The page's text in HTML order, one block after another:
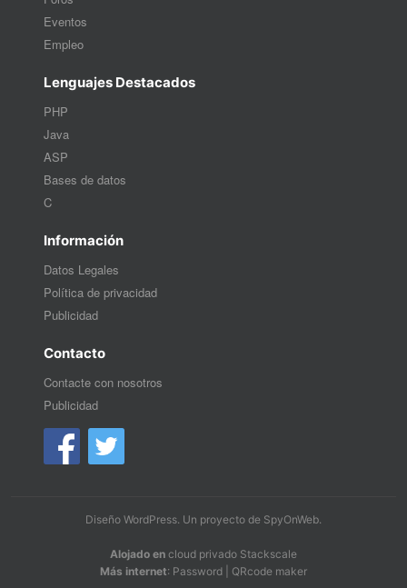
Eventos
Empleo
Lenguajes Destacados
PHP
Java
ASP
Bases de datos
C
Información
Datos Legales
Política de privacidad
Publicidad
Contacto
Contacte con nosotros
Publicidad
Diseño WordPress. Un proyecto de SpyOnWeb.
Alojado en cloud privado Stackscale
Más internet: Password QRcode maker